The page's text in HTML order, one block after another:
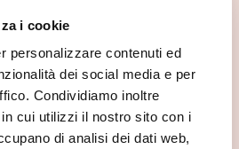
i cookie
personalizzare contenuti ed
dei social media e per
Condividiamo inoltre
cui utilizzi il nostro sito con i
di analisi dei dati web,